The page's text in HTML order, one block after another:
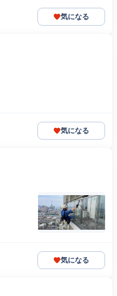
気になる
気になる
気になる